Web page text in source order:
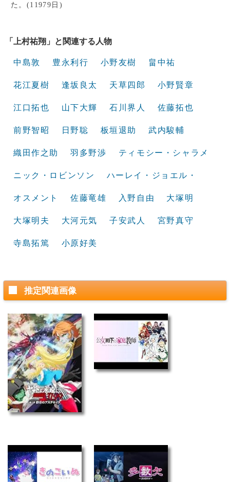
た。(11979日)
「上村祐翔」と関連する人物
中島敦 豊永利行 小野友樹 畠中祐
花江夏樹 逢坂良太 天草四郎 小野賢章
江口拓也 山下大輝 石川界人 佐藤拓也
前野智昭 日野聡 板垣退助 武内駿輔
織田作之助 羽多野渉 ティモシー・シャラメ
ニック・ロビンソン ハーレイ・ジョエル・
オスメント 佐藤竜雄 入野自由 大塚明
大塚明夫 大河元気 子安武人 宮野真守
寺島拓篤 小原好美
推定関連画像